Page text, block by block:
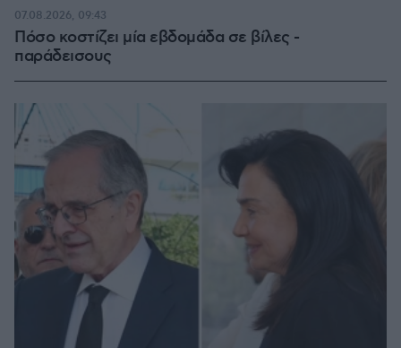
Πόσο κοστίζει μία εβδομάδα σε βίλες -
παράδεισους
07.08.2026, 09:43